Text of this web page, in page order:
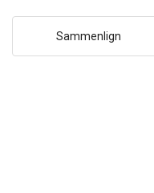
Sammenlign